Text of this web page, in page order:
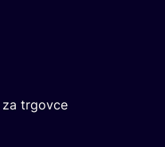
za trgovce